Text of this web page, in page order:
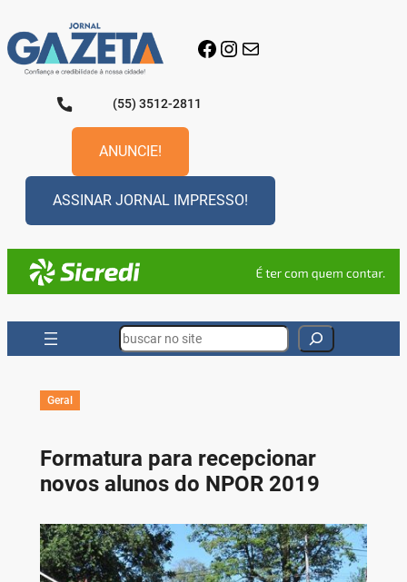
para
o
conteúdo
Facebook
Instagram
E-mail
(55) 3512-2811
ANUNCIE!
ASSINAR JORNAL IMPRESSO!
Search
Geral
Formatura para recepcionar
novos alunos do NPOR 2019